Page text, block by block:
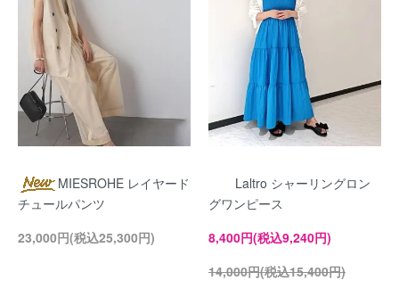
MIESROHE レイヤード
チュールパンツ
23,000円(税込25,300円)
Laltro シャーリングロン
グワンピース
8,400円(税込9,240円)
14,000円(税込15,400円)